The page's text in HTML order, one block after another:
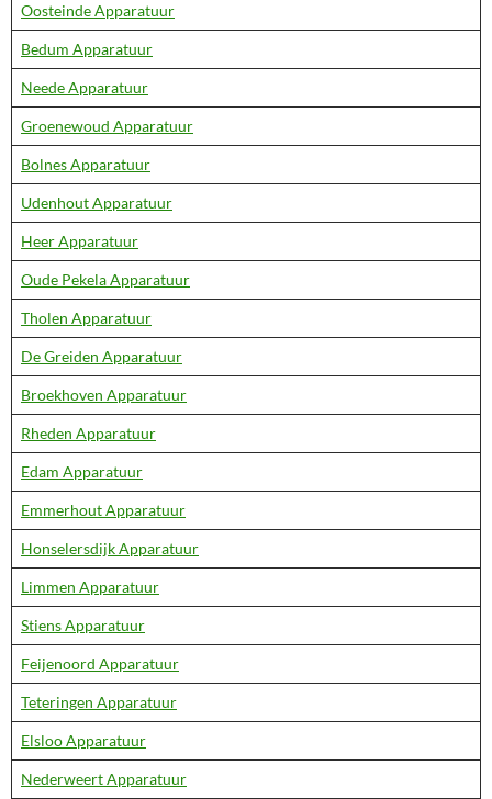
Oosteinde Apparatuur
Bedum Apparatuur
Neede Apparatuur
Groenewoud Apparatuur
Bolnes Apparatuur
Udenhout Apparatuur
Heer Apparatuur
Oude Pekela Apparatuur
Tholen Apparatuur
De Greiden Apparatuur
Broekhoven Apparatuur
Rheden Apparatuur
Edam Apparatuur
Emmerhout Apparatuur
Honselersdijk Apparatuur
Limmen Apparatuur
Stiens Apparatuur
Feijenoord Apparatuur
Teteringen Apparatuur
Elsloo Apparatuur
Nederweert Apparatuur